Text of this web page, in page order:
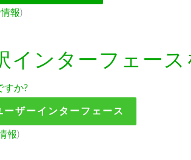
情報)
インターフェース
すか?
ーザーインターフェース
報)